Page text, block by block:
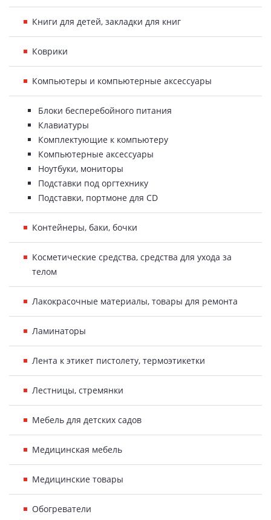
Книги для детей, закладки для книг
Коврики
Компьютеры и компьютерные аксессуары
Блоки бесперебойного питания
Клавиатуры
Комплектующие к компьютеру
Компьютерные аксессуары
Ноутбуки, мониторы
Подставки под оргтехнику
Подставки, портмоне для CD
Контейнеры, баки, бочки
Косметические средства, средства для ухода за
телом
Лакокрасочные материалы, товары для ремонта
Ламинаторы
Лента к этикет пистолету, термоэтикетки
Лестницы, стремянки
Мебель для детских садов
Медицинская мебель
Медицинские товары
Обогреватели